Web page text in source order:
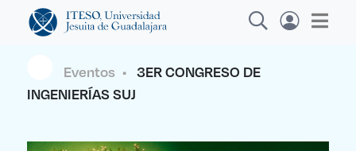
actividades y noticias
Eventos• 3ER CONGRESO DE
INGENIERÍAS SUJ